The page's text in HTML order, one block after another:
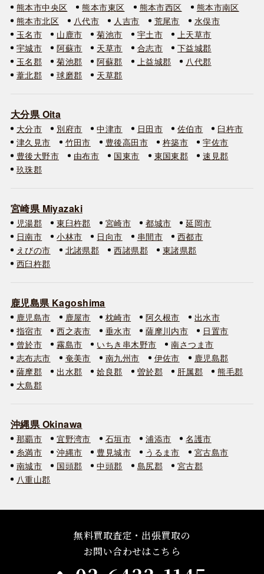
熊本市中央区 熊本市東区 熊本市西区
熊本市南区
熊本市北区
八代市 人吉市 荒尾市
水俣市
玉名市
山鹿市 菊池市 宇土市
上天草市
宇城市
阿蘇市 天草市 合志市
下益城郡
玉名郡
菊池郡 阿蘇郡 上益城郡
八代郡
葦北郡
球磨郡 天草郡
大分県 Oita
大分市 別府市 中津市 日田市 佐伯市
臼杵市
津久見市
竹田市 豊後高田市 杵築市
宇佐市
豊後大野市
由布市 国東市 東国東郡
速見郡
玖珠郡
宮崎県 Miyazaki
児湯郡 東臼杵郡 宮崎市 都城市
延岡市
日南市
小林市 日向市 串間市
西都市
えびの市
北諸県郡 西諸県郡
東諸県郡
西臼杵郡
鹿児島県 Kagoshima
鹿児島市 鹿屋市 枕崎市 阿久根市
出水市
指宿市
西之表市 垂水市 薩摩川内市
日置市
曾於市
霧島市 いちき串木野市
南さつま市
志布志市
奄美市 南九州市 伊佐市
鹿児島郡
薩摩郡
出水郡 姶良郡 曽於郡 肝属郡
熊毛郡
大島郡
沖縄県 Okinawa
那覇市 宜野湾市 石垣市 浦添市
名護市
糸満市
沖縄市 豊見城市 うるま市
宮古島市
南城市
国頭郡 中頭郡 島尻郡
宮古郡
八重山郡
無料買取査定・出張買取の
お問い合わせはこちら